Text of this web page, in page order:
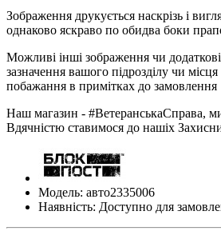
Зображення друкується наскрізь і
однаково яскраво по обидва боки
Можливі інші зображення чи
зазначення вашого підрозділу чи
побажання в примітках до замовлення
Наш магазин - #ВетеранськаСправа,
Вдячністю ставимося до нашіх
Модель: авто2335006
Наявність: Доступно для